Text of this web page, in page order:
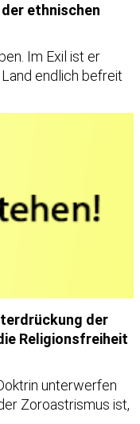
ethnischen
Im Exil ist er
endlich befreit
der
Religionsfreiheit
unterwerfen
Zoroastrismus ist,